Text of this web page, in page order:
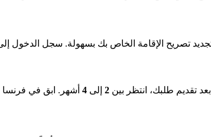
بعد تقديم طلبك، انتظر بين 2 إلى 4